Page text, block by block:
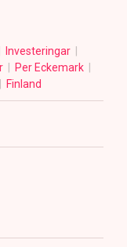
Investeringar
Per Eckemark
Finland